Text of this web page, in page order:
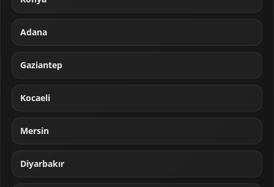
Adana
Gaziantep
Kocaeli
Mersin
Diyarbakır